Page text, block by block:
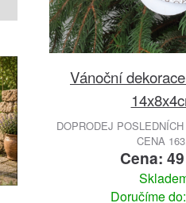
Vánoční
DOPRODEJ
CENA
Cena:
Doručíme